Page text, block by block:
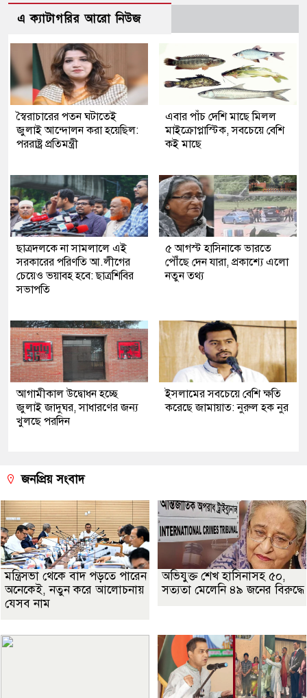
এ ক্যাটাগরির আরো নিউজ
স্বৈরাচারের পতন ঘটাতেই
জুলাই আন্দোলন করা হয়েছিল:
পররাষ্ট্র প্রতিমন্ত্রী
এবার পাঁচ দেশি মাছে মিলল
মাইক্রোপ্লাস্টিক, সবচেয়ে বেশি
কই মাছে
ছাত্রদলকে না সামলালে এই
সরকারের পরিণতি আ.লীগের
চেয়েও ভয়াবহ হবে: ছাত্রশিবির
সভাপতি
৫ আগস্ট হাসিনাকে ভারতে
পৌঁছে দেন যারা, প্রকাশ্যে এলো
নতুন তথ্য
আগামীকাল উদ্বোধন হচ্ছে
জুলাই জাদুঘর, সাধারণের জন্য
খুলছে পরদিন
ইসলামের সবচেয়ে বেশি ক্ষতি
করেছে জামায়াত: নুরুল হক নুর
জনপ্রিয় সংবাদ
মন্ত্রিসভা থেকে বাদ পড়তে পারেন
অনেকেই, নতুন করে আলোচনায়
যেসব নাম
অভিযুক্ত শেখ হাসিনাসহ ৫০,
সত্যতা মেলেনি ৪৯ জনের বিরুদ্ধে